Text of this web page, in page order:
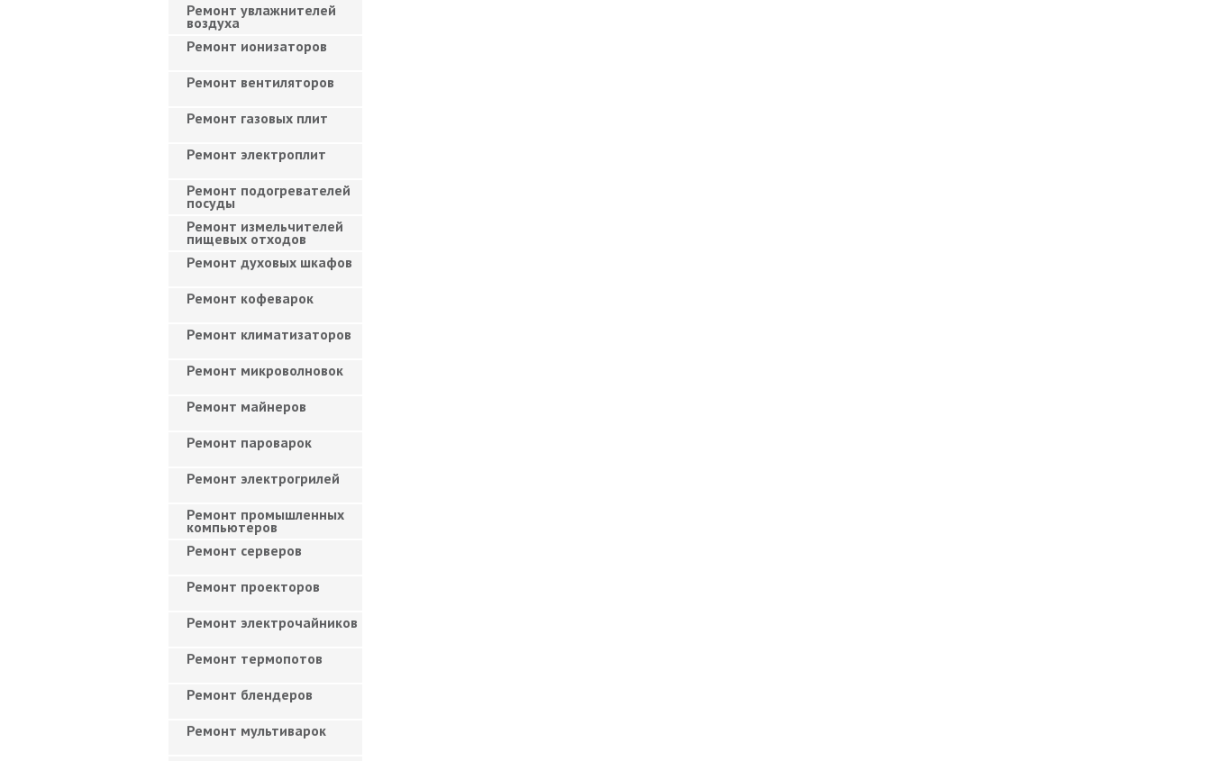
Ремонт увлажнителей
воздуха
Ремонт ионизаторов
Ремонт вентиляторов
Ремонт газовых плит
Ремонт электроплит
Ремонт подогревателей
посуды
Ремонт измельчителей
пищевых отходов
Ремонт духовых шкафов
Ремонт кофеварок
Ремонт климатизаторов
Ремонт микроволновок
Ремонт майнеров
Ремонт пароварок
Ремонт электрогрилей
Ремонт промышленных
компьютеров
Ремонт серверов
Ремонт проекторов
Ремонт электрочайников
Ремонт термопотов
Ремонт блендеров
Ремонт мультиварок